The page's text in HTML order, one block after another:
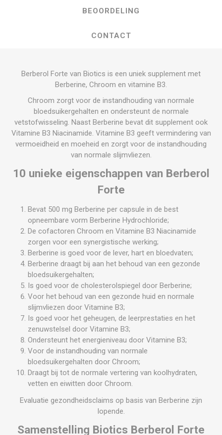
BEOORDELING
CONTACT
Berberol Forte van Biotics is een uniek supplement met
Berberine, Chroom en vitamine B3.
Chroom zorgt voor de instandhouding van normale
bloedsuikergehalten en ondersteunt de normale
vetstofwisseling. Naast Berberine bevat dit supplement ook
Vitamine B3 Niacinamide. Vitamine B3 geeft vermindering van
vermoeidheid en moeheid en zorgt voor de instandhouding
van normale slijmvliezen.
10 unieke eigenschappen van Berberol
Forte
Bevat 500 mg Berberine per capsule in de best
opneembare vorm Berberine Hydrochloride;
De cofactoren Chroom en Vitamine B3 Niacinamide
zorgen voor een synergistische werking;
Berberine is goed voor de lever, hart en bloedvaten;
Berberine draagt bij aan het behoud van een gezonde
bloedsuikergehalten;
Is goed voor de cholesterolspiegel door Berberine;
Voor het behoud van een gezonde huid en normale
slijmvliezen door Vitamine B3;
Is goed voor het geheugen, de leerprestaties en het
zenuwstelsel door Vitamine B3;
Ondersteunt het energieniveau door Vitamine B3;
Voor de instandhouding van normale
bloedsuikergehalten door Chroom;
Draagt bij tot de normale vertering van koolhydraten,
vetten en eiwitten door Chroom.
Evaluatie gezondheidsclaims op basis van Berberine zijn
lopende.
Samenstelling Biotics Berberol Forte